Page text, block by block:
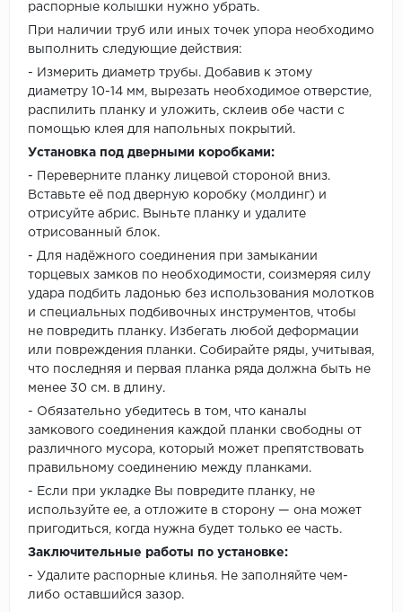
распорные колышки нужно убрать.
При наличии труб или иных точек упора необходимо
выполнить следующие действия:
- Измерить диаметр трубы. Добавив к этому
диаметру 10-14 мм, вырезать необходимое отверстие,
распилить планку и уложить, склеив обе части с
помощью клея для напольных покрытий.
Установка под дверными коробками:
- Переверните планку лицевой стороной вниз.
Вставьте её под дверную коробку (молдинг) и
отрисуйте абрис. Выньте планку и удалите
отрисованный блок.
- Для надёжного соединения при замыкании
торцевых замков по необходимости, соизмеряя силу
удара подбить ладонью без использования молотков
и специальных подбивочных инструментов, чтобы
не повредить планку. Избегать любой деформации
или повреждения планки. Собирайте ряды, учитывая,
что последняя и первая планка ряда должна быть не
менее 30 см. в длину.
- Обязательно убедитесь в том, что каналы
замкового соединения каждой планки свободны от
различного мусора, который может препятствовать
правильному соединению между планками.
- Если при укладке Вы повредите планку, не
используйте ее, а отложите в сторону — она может
пригодиться, когда нужна будет только ее часть.
Заключительные работы по установке:
- Удалите распорные клинья. Не заполняйте чем-
либо оставшийся зазор.